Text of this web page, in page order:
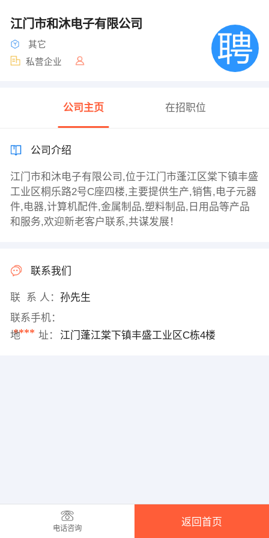
江门市和沐电子有限公司
其它
私营企业
公司主页 在招职位
公司介绍
江门市和沐电子有限公司,位于江门市蓬江区棠下镇丰盛
工业区桐乐路2号C座四楼,主要提供生产,销售,电子元器
件,电器,计算机配件,金属制品,塑料制品,日用品等产品
和服务,欢迎新老客户联系,共谋发展！
联系我们
联 系 人： 孙先生
联系手机：
****
地 址： 江门蓬江棠下镇丰盛工业区C栋4楼
电话咨询
返回首页